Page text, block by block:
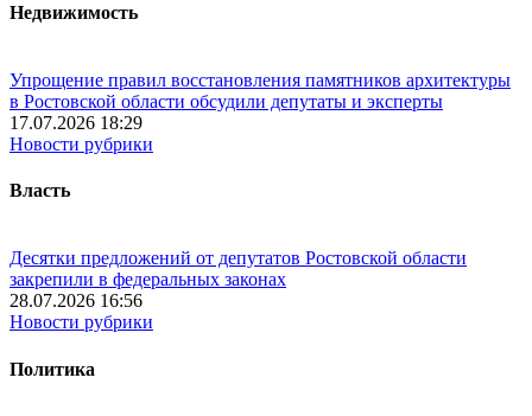
Недвижимость
Упрощение правил восстановления памятников архитектуры
в Ростовской области обсудили депутаты и эксперты
17.07.2026 18:29
Новости рубрики
Власть
Десятки предложений от депутатов Ростовской области
закрепили в федеральных законах
28.07.2026 16:56
Новости рубрики
Политика